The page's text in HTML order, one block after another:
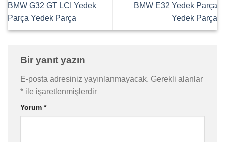
BMW G32 GT LCI Yedek
Parça Yedek Parça
BMW E32 Yedek Parça
Yedek Parça
Bir yanıt yazın
E-posta adresiniz yayınlanmayacak. Gerekli alanlar
* ile işaretlenmişlerdir
Yorum *